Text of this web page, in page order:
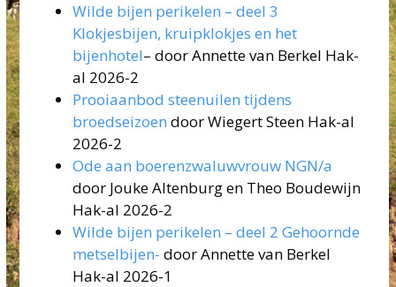
Wilde bijen perikelen – deel 3
Klokjesbijen, kruipklokjes en het
bijenhotel– door Annette van Berkel Hak-
al 2026-2
Prooiaanbod steenuilen tijdens
broedseizoen door Wiegert Steen Hak-al
2026-2
Ode aan boerenzwaluwvrouw NGN/a
door Jouke Altenburg en Theo Boudewijn
Hak-al 2026-2
Wilde bijen perikelen – deel 2 Gehoornde
metselbijen- door Annette van Berkel
Hak-al 2026-1